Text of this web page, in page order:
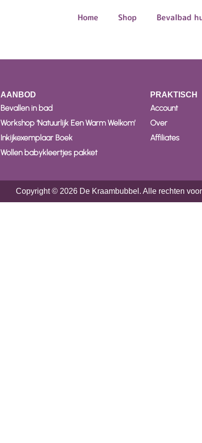
Home Shop Bevalbad
AANBOD
Bevallen in bad
Workshop ‘Natuurlijk Een Warm Welkom’
Inkijkexemplaar Boek
Wollen babykleertjes pakket
PRAKTISCH
Account
Over
Affiliates
Copyright © 2026 De Kraambubbel. Alle rechten